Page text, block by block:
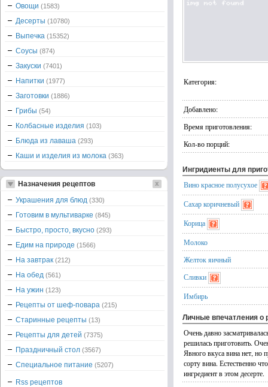
Категория:
Добавлено:
Время приготовления:
Кол-во порций:
Ингридиенты для
Вино красное полусухое
Сахар коричневый
Корица
Молоко
Желток яичный
Сливки
Имбирь
Личные впечатления о
Очень давно
решилась приготовить.
Явного вкуса вина нет, но
сорту вина. Естественно
ингредиент в этом десерте.
Овощи (1583)
Десерты (10780)
Выпечка (15352)
Соусы (874)
Закуски (7401)
Напитки (1977)
Заготовки (1886)
Грибы (54)
Колбасные изделия (103)
Блюда из лаваша (293)
Каши и изделия из молока (363)
Назначения рецептов
Украшения для блюд (330)
Готовим в мультиварке (845)
Быстро, просто, вкусно (293)
Едим на природе (1566)
На завтрак (212)
На обед (561)
На ужин (123)
Рецепты от шеф-повара (215)
Старинные рецепты (13)
Рецепты для детей (7375)
Праздничный стол (3567)
Специальное питание (5207)
Rss рецептов